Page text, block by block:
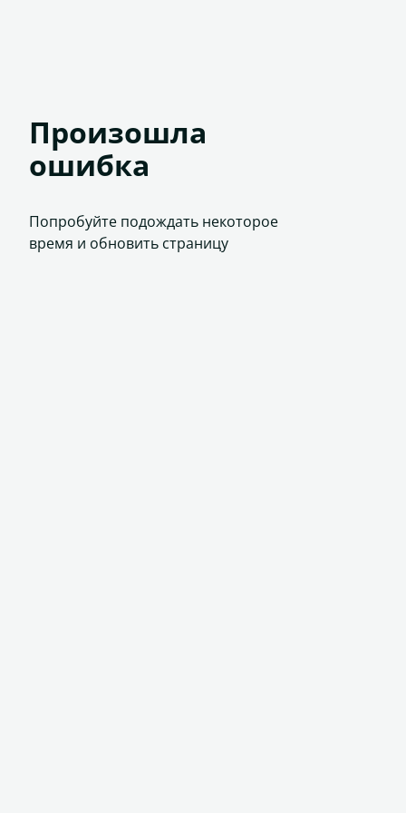
Произошла
ошибка
Попробуйте подождать некоторое
время и обновить страницу